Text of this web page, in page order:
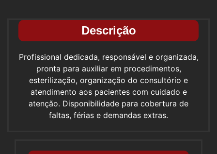
Descrição
Profissional dedicada, responsável e organizada,
pronta para auxiliar em procedimentos,
esterilização, organização do consultório e
atendimento aos pacientes com cuidado e
atenção. Disponibilidade para cobertura de
faltas, férias e demandas extras.